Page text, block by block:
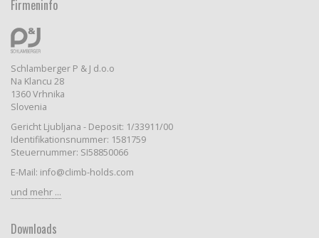
Firmeninfo
Schlamberger P & J d.o.o
Na Klancu 28
1360 Vrhnika
Slovenia
Gericht Ljubljana - Deposit: 1/33911/00
Identifikationsnummer: 1581759
Steuernummer: SI58850066
E-Mail: info@climb-holds.com
und mehr ...
Downloads